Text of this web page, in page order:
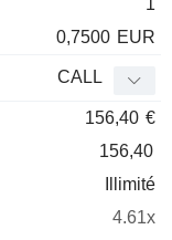
1
0,7500 EUR
CALL
156,40 €
156,40
Illimité
4.61x